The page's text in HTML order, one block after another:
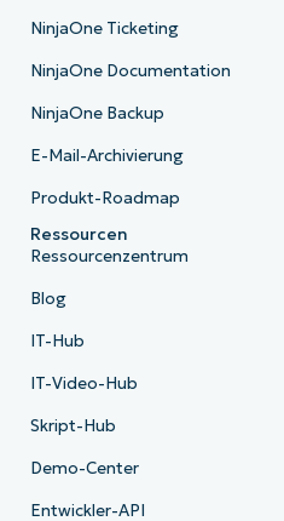
NinjaOne Ticketing
NinjaOne Documentation
NinjaOne Backup
E-Mail-Archivierung
Produkt-Roadmap
Ressourcen
Ressourcenzentrum
Blog
IT-Hub
IT-Video-Hub
Skript-Hub
Demo-Center
Entwickler-API